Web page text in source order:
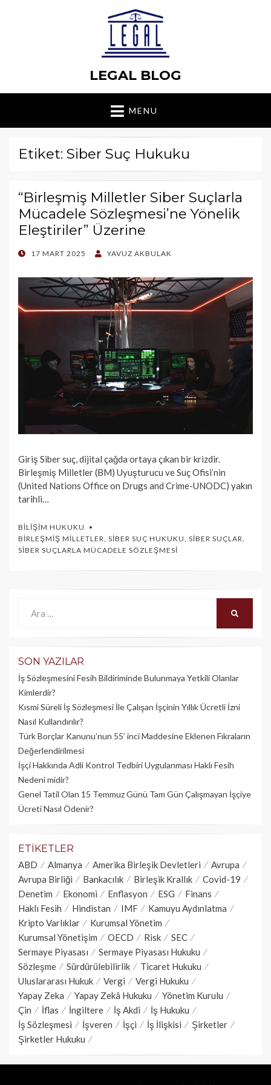
LEGAL BLOG
MENU
Etiket: Siber Suç Hukuku
“Birleşmiş Milletler Siber Suçlarla
Mücadele Sözleşmesi’ne Yönelik
Eleştiriler” Üzerine
POSTED
17 MART 2025 YAVUZ AKBULAK
Giriş Siber suç, dijital çağda ortaya çıkan bir krizdir.
Birleşmiş Milletler (BM) Uyuşturucu ve Suç Ofisi’nin
(United Nations Office on Drugs and Crime-UNODC) yakın
tarihli…
BILIŞIM HUKUKU
BIRLEŞMIŞ MILLETLER, SIBER SUÇ HUKUKU, SIBER SUÇLAR,
SIBER SUÇLARLA MÜCADELE SÖZLEŞMESI
SON YAZILAR
İş Sözleşmesini Fesih Bildiriminde Bulunmaya Yetkili Olanlar
Kimlerdir?
Kısmi Süreli İş Sözleşmesi İle Çalışan İşçinin Yıllık Üc­retli İzni
Nasıl Kullandırılır?
Türk Borçlar Kanunu’nun 55’ inci Maddesine Eklenen Fıkraların
Değerlendirilmesi
İşçi Hakkında Adli Kontrol Tedbiri Uygulanması Haklı Fesih
Nedeni midir?
Genel Tatil Olan 15 Temmuz Günü Tam Gün Çalışmayan İşçiye
Ücreti Nasıl Ödenir?
ETIKETLER
ABD Almanya Amerika Birleşik Devletleri
Avrupa
Avrupa Birliği
Bankacılık Birleşik Krallık
Covid-19
Denetim
Ekonomi Enflasyon ESG
Finans
Haklı Fesih
Hindistan IMF
Kamuyu Aydınlatma
Kripto Varlıklar
Kurumsal Yönetim
Kurumsal Yönetişim
OECD Risk
SEC
Sermaye Piyasası
Sermaye Piyasası Hukuku
Sözleşme
Sürdürülebilirlik
Ticaret Hukuku
Uluslararası Hukuk
Vergi
Vergi Hukuku
Yapay Zeka
Yapay Zekâ Hukuku
Yönetim Kurulu
Çin
İflas İngiltere İş Akdi
İş Hukuku
İş Sözleşmesi
İşveren İşçi İş İlişkisi
Şirketler
Şirketler Hukuku